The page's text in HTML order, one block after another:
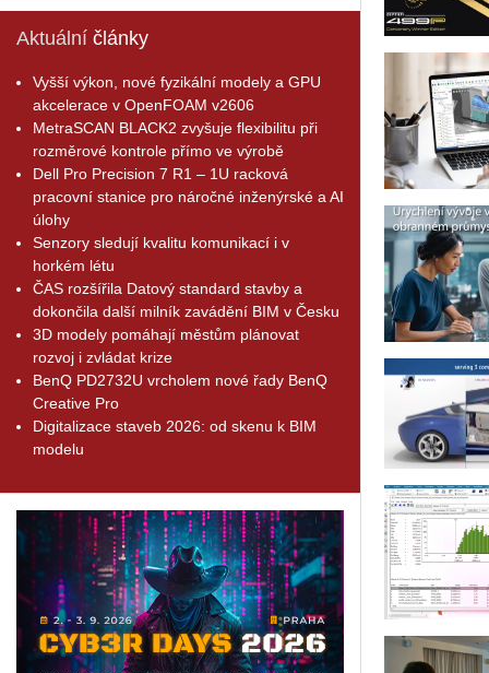
Aktuální články
Vyšší výkon, nové fyzikální modely a GPU
akcelerace v OpenFOAM v2606
MetraSCAN BLACK2 zvyšuje flexibilitu při
rozměrové kontrole přímo ve výrobě
Dell Pro Precision 7 R1 – 1U racková
pracovní stanice pro náročné inženýrské a AI
úlohy
Senzory sledují kvalitu komunikací i v
horkém létu
ČAS rozšířila Datový standard stavby a
dokončila další milník zavádění BIM v Česku
3D modely pomáhají městům plánovat
rozvoj i zvládat krize
BenQ PD2732U vrcholem nové řady BenQ
Creative Pro
Digitalizace staveb 2026: od skenu k BIM
modelu